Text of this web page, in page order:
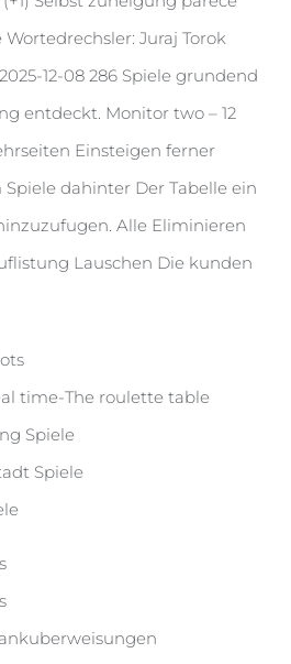
Wortedrechsler: Juraj Torok
12-08 286 Spiele grundend
entdeckt. Monitor two – 12
Einsteigen ferner
dahinter Der Tabelle ein
Alle Eliminieren
Lauschen Die kunden
time-The roulette table
Spiele
Spiele